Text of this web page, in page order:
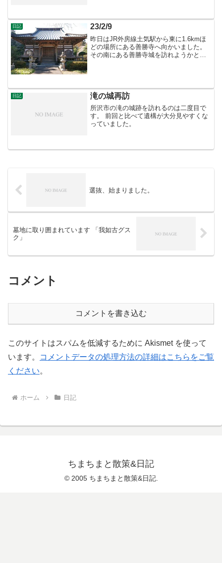
す。 慶座井を見てみようかとも思いまし
たが、回りの雑草が思った...
日記 23/2/9
昨日はJR外房線土気駅から東に1.6kmほ
どの場所にある善勝寺へ向かいました。
その南にある善勝寺城を訪れようかと思
日記 滝の城再訪
所沢市の滝の城跡を訪れるのは二度目で
す。 前回と比べて遺構が大分見やすくな
っていました。
選抜、始まりました。
墓地に取り囲まれています 「我如古グス
ク」
コメント
コメントを書き込む
このサイトはスパムを低減するために Akismet を使って
います。
コメントデータの処理方法の詳細はこちらをご覧
ください。
ホーム 日記
ちまちまと散策&日記
© 2005 ちまちまと散策&日記.